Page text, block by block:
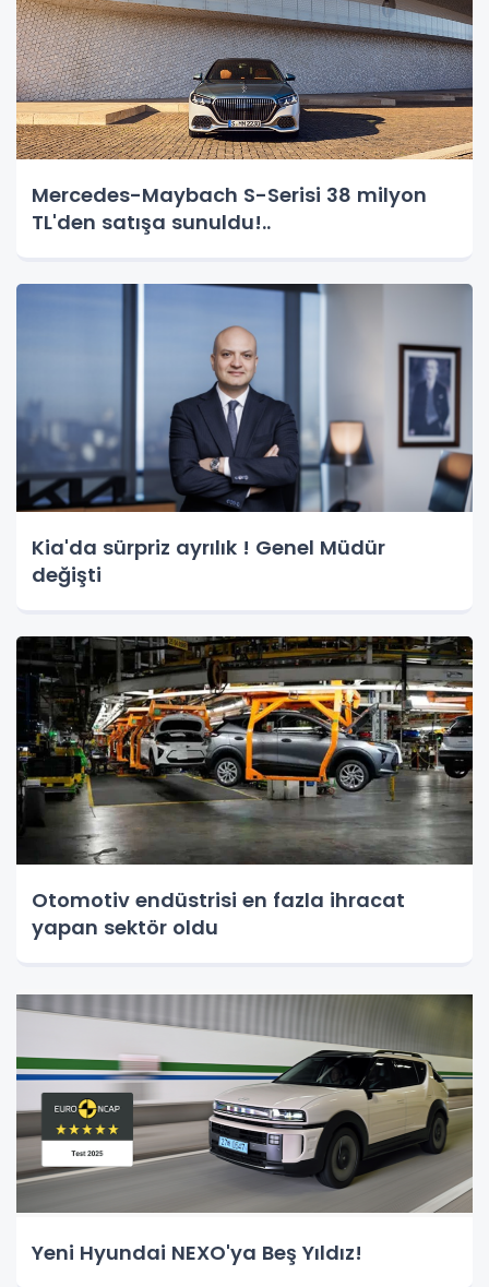
Mercedes-Maybach S-Serisi 38 milyon
TL'den satışa sunuldu!..
Kia'da sürpriz ayrılık ! Genel Müdür
değişti
Otomotiv endüstrisi en fazla ihracat
yapan sektör oldu
Yeni Hyundai NEXO'ya Beş Yıldız!